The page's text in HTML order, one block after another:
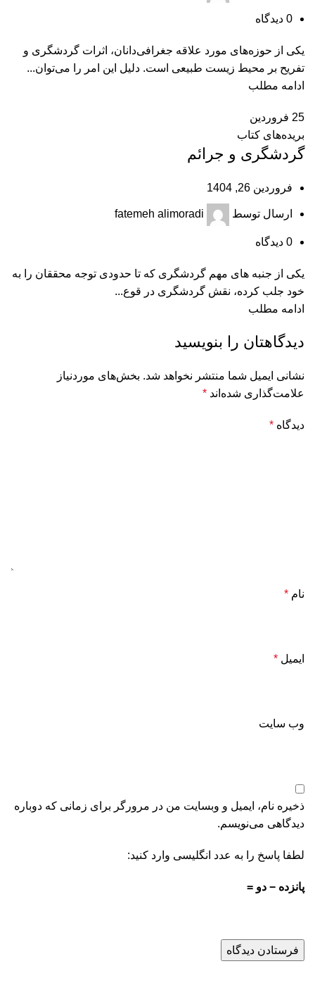
0 دیدگاه
یکی از حوزه‌های مورد علاقه جغرافی‌دانان، اثرات گردشگری و
تفریح بر محیط زیست طبیعی است. دلیل این امر را می‌توان...
ادامه مطلب
25 فروردین
بریده‌های کتاب
گردشگری و جرائم
فروردین 26, 1404
ارسال توسط fatemeh alimoradi
0 دیدگاه
یکی از جنبه های مهم گردشگری که تا حدودی توجه محققان را به
خود جلب کرده، نقش گردشگری در قوع...
ادامه مطلب
دیدگاهتان را بنویسید
نشانی ایمیل شما منتشر نخواهد شد. بخش‌های موردنیاز
علامت‌گذاری شده‌اند *
دیدگاه *
نام *
ایمیل *
وب‌ سایت
ذخیره نام، ایمیل و وبسایت من در مرورگر برای زمانی که دوباره
دیدگاهی می‌نویسم.
لطفا پاسخ را به عدد انگلیسی وارد کنید:
پانزده − دو =